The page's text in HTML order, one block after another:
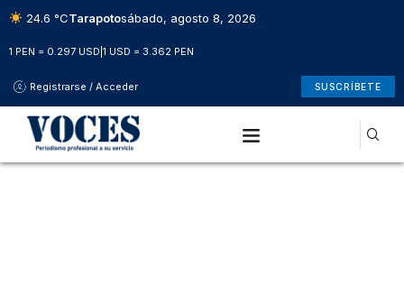
24.6 °CTarapotosábado, agosto 8, 2026
1 PEN = 0.297 USD 1 USD = 3.362 PEN
Registrarse / Acceder SUSCRÍBETE